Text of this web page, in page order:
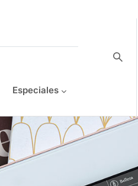
Especiales
Reciba
Bienestar que le